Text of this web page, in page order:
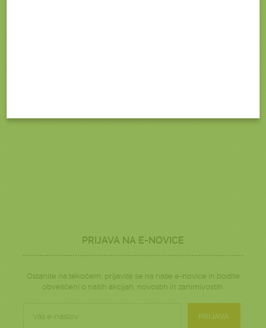
PRIJAVA NA E-NOVICE
Ostanite na tekočem, prijavite se na naše e-novice in bodite
obveščeni o naših akcijah, novostih in zanimivostih.
PRIJAVA